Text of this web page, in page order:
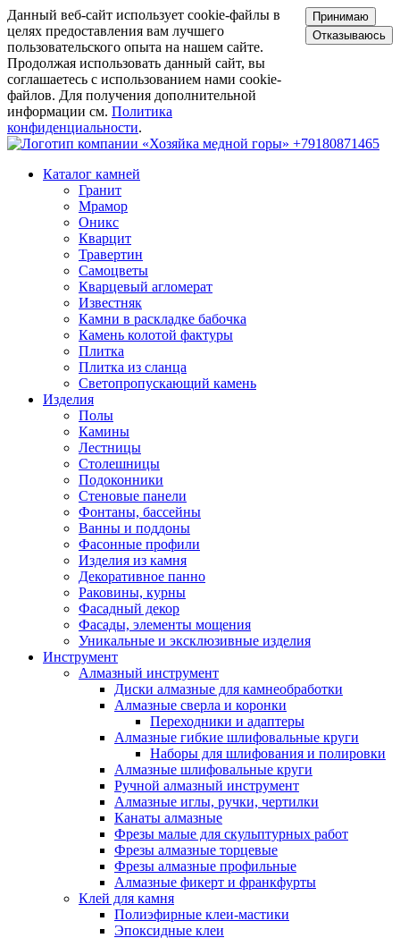
Данный веб-сайт использует cookie-файлы в
целях предоставления вам лучшего
пользовательского опыта на нашем сайте.
Продолжая использовать данный сайт, вы
соглашаетесь с использованием нами cookie-
файлов. Для получения дополнительной
информации см. Политика
конфиденциальности.
Принимаю
Отказываюсь
+79180871465
Каталог камней
Гранит
Мрамор
Оникс
Кварцит
Травертин
Самоцветы
Кварцевый агломерат
Известняк
Камни в раскладке бабочка
Камень колотой фактуры
Плитка
Плитка из сланца
Светопропускающий камень
Изделия
Полы
Камины
Лестницы
Столешницы
Подоконники
Стеновые панели
Фонтаны, бассейны
Ванны и поддоны
Фасонные профили
Изделия из камня
Декоративное панно
Раковины, курны
Фасадный декор
Фасады, элементы мощения
Уникальные и эксклюзивные изделия
Инструмент
Алмазный инструмент
Диски алмазные для камнеобработки
Алмазные сверла и коронки
Переходники и адаптеры
Алмазные гибкие шлифовальные круги
Наборы для шлифования и полировки
Алмазные шлифовальные круги
Ручной алмазный инструмент
Алмазные иглы, ручки, чертилки
Канаты алмазные
Фрезы малые для скульптурных работ
Фрезы алмазные торцевые
Фрезы алмазные профильные
Алмазные фикерт и франкфурты
Клей для камня
Полиэфирные клеи-мастики
Эпоксидные клеи